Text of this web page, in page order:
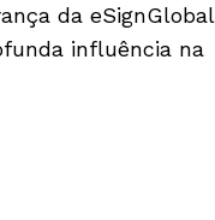
da eSignGlobal
influência na